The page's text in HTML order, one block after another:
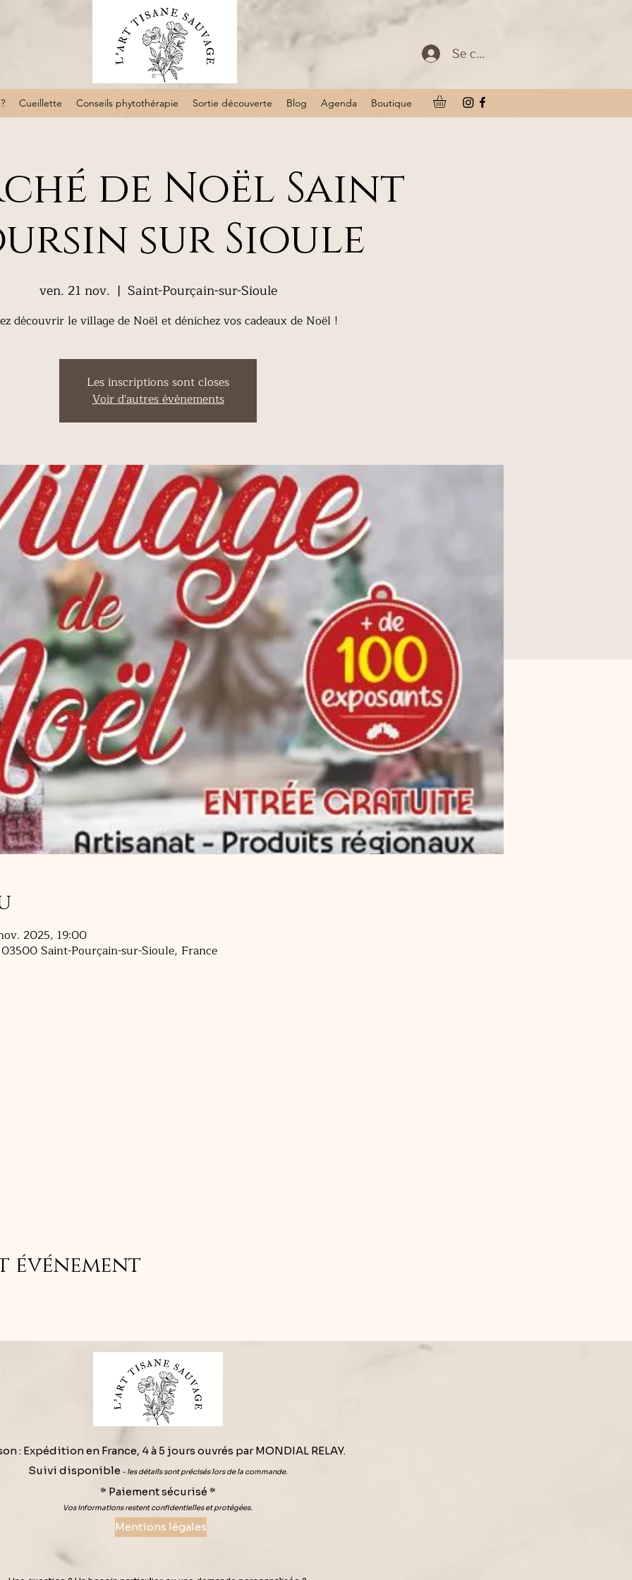
Se connecter
Cueillette Conseils phytothérapie Sortie découverte Blog Agenda Boutique
de Noël Saint
sur Sioule
ven. 21 nov.
  |
Saint-Pourçain-sur-Sioule
découvrir le village de Noël et dénichez vos cadeaux de Noël !
Les inscriptions sont closes
Voir d'autres événements
2025, 19:00
Saint-Pourçain-sur-Sioule, France
événement
: Expédition en France, 4 à 5 jours ouvrés par MONDIAL RELAY.
Suivi disponible- les détails sont précisés lors de la commande.
* Paiement sécurisé *
Vos informations restent confidentielles et protégées.
Mentions légales